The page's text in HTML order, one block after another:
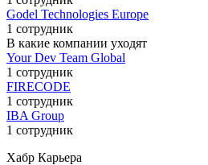
Godel Technologies Europe
1 сотрудник
В какие компании уходят
Your Dev Team Global
1 сотрудник
FIRECODE
1 сотрудник
IBA Group
1 сотрудник
Хабр Карьера